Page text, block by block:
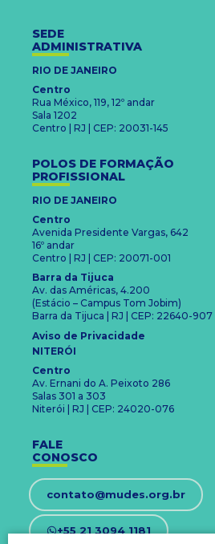
SEDE
ADMINISTRATIVA
RIO DE JANEIRO
Centro
Rua México, 119, 12º andar
Sala 1202
Centro | RJ | CEP: 20031-145
POLOS DE FORMAÇÃO
PROFISSIONAL
RIO DE JANEIRO
Centro
Avenida Presidente Vargas, 642
16º andar
Centro | RJ | CEP: 20071-001
Barra da Tijuca
Av. das Américas, 4.200
(Estácio – Campus Tom Jobim)
Barra da Tijuca | RJ | CEP: 22640-907
Aviso de Privacidade
NITERÓI
Centro
Av. Ernani do A. Peixoto 286
Salas 301 a 303
Niterói | RJ | CEP: 24020-076
FALE
CONOSCO
contato@mudes.org.br
+55 21 3094 1181